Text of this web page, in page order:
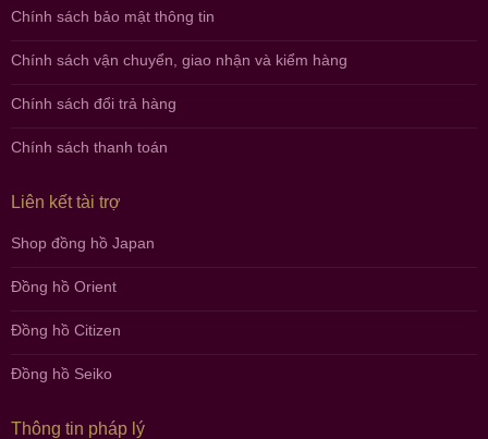
Chính sách bảo mật thông tin
Chính sách vận chuyển, giao nhận và kiểm hàng
Chính sách đổi trả hàng
Chính sách thanh toán
Liên kết tài trợ
Shop đồng hồ Japan
Đồng hồ Orient
Đồng hồ Citizen
Đồng hồ Seiko
Thông tin pháp lý